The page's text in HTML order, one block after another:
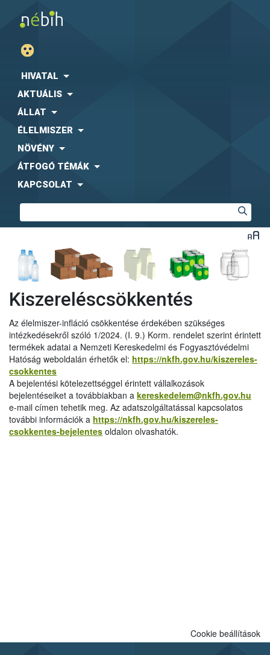
HIVATAL
AKTUÁLIS
ÁLLAT
ÉLELMISZER
NÖVÉNY
ÁTFOGÓ TÉMÁK
KAPCSOLAT
Kiszereléscsökkentés
Az élelmiszer-infláció csökkentése érdekében szükséges
intézkedésekről szóló 1/2024. (I. 9.) Korm. rendelet szerint érintett
termékek adatai a Nemzeti Kereskedelmi és Fogyasztóvédelmi
Hatóság weboldalán érhetők el: https://nkfh.gov.hu/kiszereles-
csokkentes
A bejelentési kötelezettséggel érintett vállalkozások
bejelentéseiket a továbbiakban a kereskedelem@nkfh.gov.hu
e-mail címen tehetik meg. Az adatszolgáltatással kapcsolatos
további információk a https://nkfh.gov.hu/kiszereles-
csokkentes-bejelentes oldalon olvashatók.
Cookie beállítások